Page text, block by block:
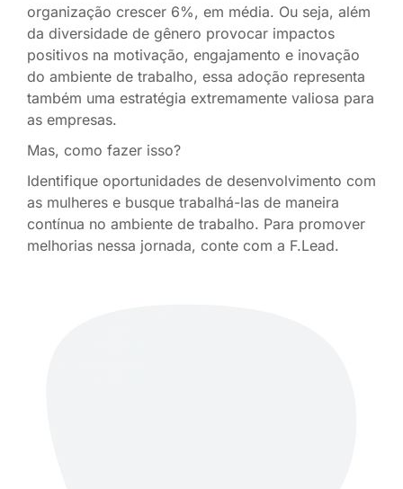
organização crescer 6%, em média. Ou seja, além
da diversidade de gênero provocar impactos
positivos na motivação, engajamento e inovação
do ambiente de trabalho, essa adoção representa
também uma estratégia extremamente valiosa para
as empresas.
Mas, como fazer isso?
Identifique oportunidades de desenvolvimento com
as mulheres e busque trabalhá-las de maneira
contínua no ambiente de trabalho. Para promover
melhorias nessa jornada, conte com a F.Lead.